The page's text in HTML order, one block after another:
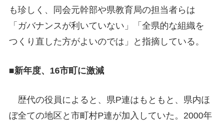
も珍しく、同会元幹部や県教育局の担当者らは
「ガバナンスが利いていない」「全県的な組織を
つくり直した方がよいのでは」と指摘している。
■新年度、16市町に激減
歴代の役員によると、県P連はもともと、県内ほ
ぼ全ての地区と市町村P連が加入していた。2000年